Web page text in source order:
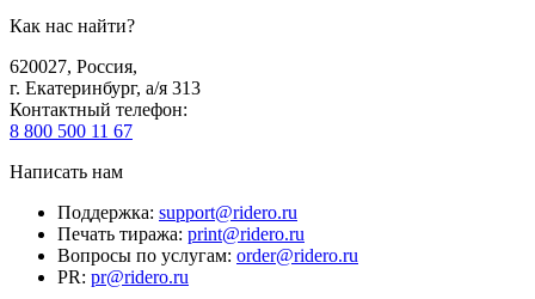
Как нас найти?
620027, Россия,
г. Екатеринбург, а/я 313
Контактный телефон:
8 800 500 11 67
Написать нам
Поддержка: support@ridero.ru
Печать тиража: print@ridero.ru
Вопросы по услугам: order@ridero.ru
PR: pr@ridero.ru